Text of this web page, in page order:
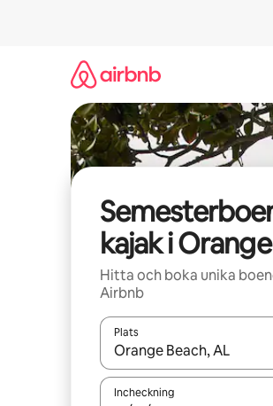
kajak i
Hitta och boka unika
Airbnb
Plats
När resultaten är
Incheckning